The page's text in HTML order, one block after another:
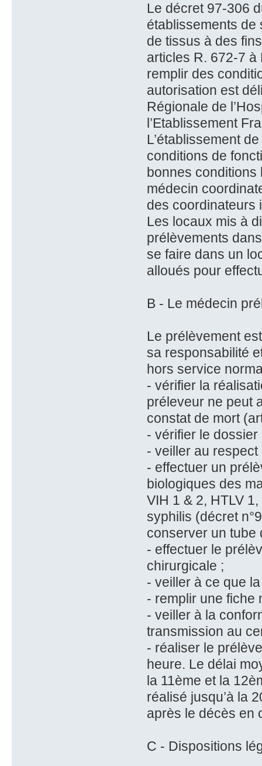
Le décret 97-306
établissements de
de tissus à des
articles R. 672-7 à
remplir des
autorisation est
Régionale de
l’Etablissement
L’établissement
conditions de
bonnes conditions
médecin
des coordinateurs
Les locaux mis à
prélèvements
se faire dans un
alloués pour
B - Le médecin
Le prélèvement
sa responsabilité
hors service
- vérifier la
préleveur ne peut
constat de mort
- vérifier le
- veiller au
- effectuer un
biologiques des
VIH 1 & 2, HTLV
syphilis (décret
conserver un tube
- effectuer le
chirurgicale ;
- veiller à ce que
- remplir une fiche
- veiller à la
transmission au
- réaliser le
heure. Le délai
la 11ème et la
réalisé jusqu’à la
après le décès en
C - Dispositions